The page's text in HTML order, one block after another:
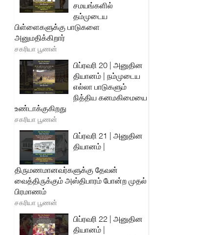
சமயங்களில்
தம்முடைய
பிள்ளைகளுக்கு பாடுகளை
அனுமதிக்கிறார்
சகரியா பூணன்
பிப்ரவரி 20 | அனுதின
தியானம் | நம்முடைய
எல்லா பாடுகளும்
நித்திய கனமகிமையை
உண்டாக்குகிறது
சகரியா பூணன்
பிப்ரவரி 21 | அனுதின
தியானம் |
திருமணமானவர்களுக்கு தேவன்
வைத்திருக்கும் அஸ்திபாரம் போன்ற முதல்
பிரமாணம்
சகரியா பூணன்
பிப்ரவரி 22 | அனுதின
தியானம் |